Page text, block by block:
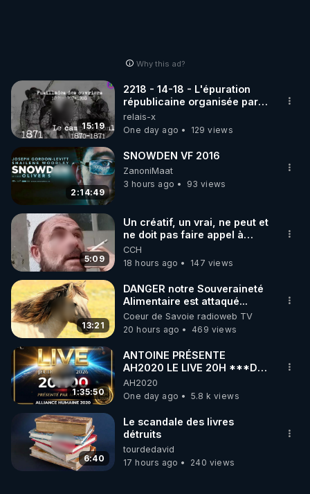
Why this ad?
15:19
2218 - 14-18 - L'épuration
républicaine organisée par
les frères de la truelle
relais-x
One day ago
129 views
2:14:49
SNOWDEN VF 2016
ZanoniMaat
3 hours ago
93 views
5:09
Un créatif, un vrai, ne peut et
ne doit pas faire appel à
l'intelligence artificielle
CCH
18 hours ago
147 views
13:21
DANGER notre Souveraineté
Alimentaire est attaqué...
Coeur de Savoie radioweb TV
20 hours ago
469 views
1:35:50
ANTOINE PRÉSENTE
AH2020 LE LIVE 20H ***DU
06/08/2026***
AH2020
One day ago
5.8 k views
6:40
Le scandale des livres
détruits
tourdedavid
17 hours ago
240 views